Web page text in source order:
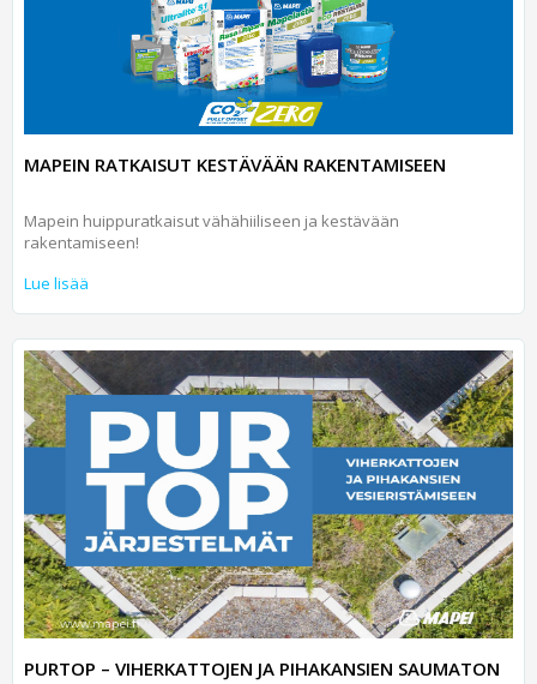
MAPEIN RATKAISUT KESTÄVÄÄN RAKENTAMISEEN
Mapein huippuratkaisut vähähiiliseen ja kestävään
rakentamiseen!
Lue lisää
PURTOP – VIHERKATTOJEN JA PIHAKANSIEN SAUMATON